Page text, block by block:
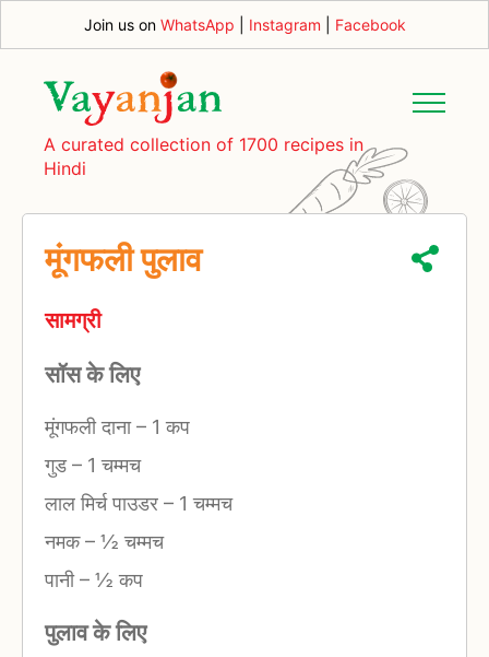
Join us on WhatsApp Instagram Facebook
A curated collection of 1700 recipes in
Hindi
मूंगफली पुलाव
सामग्री
सॉस के लिए
मूंगफली दाना– 1 कप
गुड– 1 चम्मच
लाल मिर्च पाउडर – 1 चम्मच
नमक– ½ चम्मच
पानी– ½ कप
पुलाव के लिए